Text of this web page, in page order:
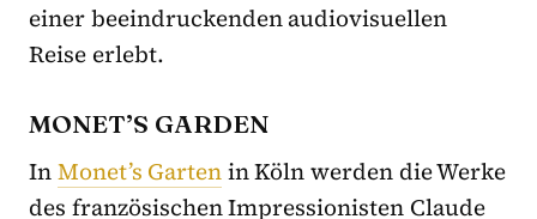
einer beeindruckenden audiovisuellen
Reise erlebt.
MONET’S GARDEN
InMonet’s Gartenin Köln werden die Werke
des französischen Impressionisten Claude